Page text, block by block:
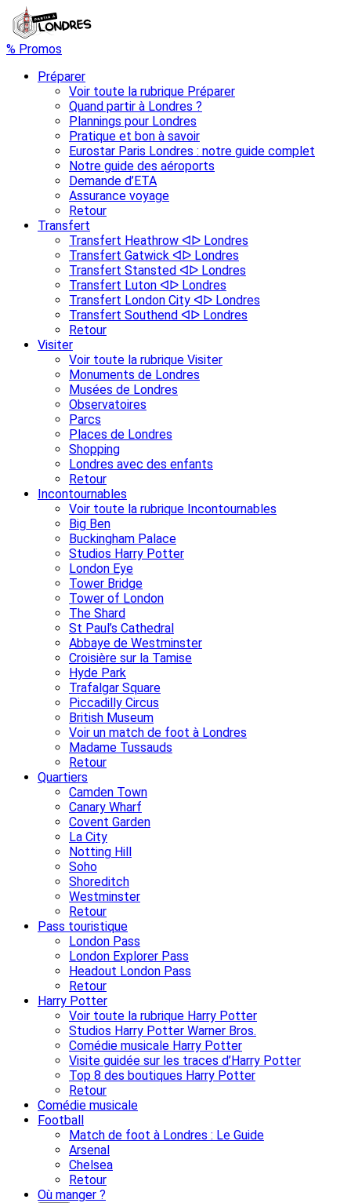
% Promos
Préparer
Voir toute la rubrique Préparer
Quand partir à Londres ?
Plannings pour Londres
Pratique et bon à savoir
Eurostar Paris Londres : notre guide complet
Notre guide des aéroports
Demande d’ETA
Assurance voyage
Retour
Transfert
Transfert Heathrow ᐊᐅ Londres
Transfert Gatwick ᐊᐅ Londres
Transfert Stansted ᐊᐅ Londres
Transfert Luton ᐊᐅ Londres
Transfert London City ᐊᐅ Londres
Transfert Southend ᐊᐅ Londres
Retour
Visiter
Voir toute la rubrique Visiter
Monuments de Londres
Musées de Londres
Observatoires
Parcs
Places de Londres
Shopping
Londres avec des enfants
Retour
Incontournables
Voir toute la rubrique Incontournables
Big Ben
Buckingham Palace
Studios Harry Potter
London Eye
Tower Bridge
Tower of London
The Shard
St Paul’s Cathedral
Abbaye de Westminster
Croisière sur la Tamise
Hyde Park
Trafalgar Square
Piccadilly Circus
British Museum
Voir un match de foot à Londres
Madame Tussauds
Retour
Quartiers
Camden Town
Canary Wharf
Covent Garden
La City
Notting Hill
Soho
Shoreditch
Westminster
Retour
Pass touristique
London Pass
London Explorer Pass
Headout London Pass
Retour
Harry Potter
Voir toute la rubrique Harry Potter
Studios Harry Potter Warner Bros.
Comédie musicale Harry Potter
Visite guidée sur les traces d’Harry Potter
Top 8 des boutiques Harry Potter
Retour
Comédie musicale
Football
Match de foot à Londres : Le Guide
Arsenal
Chelsea
Retour
Où manger ?